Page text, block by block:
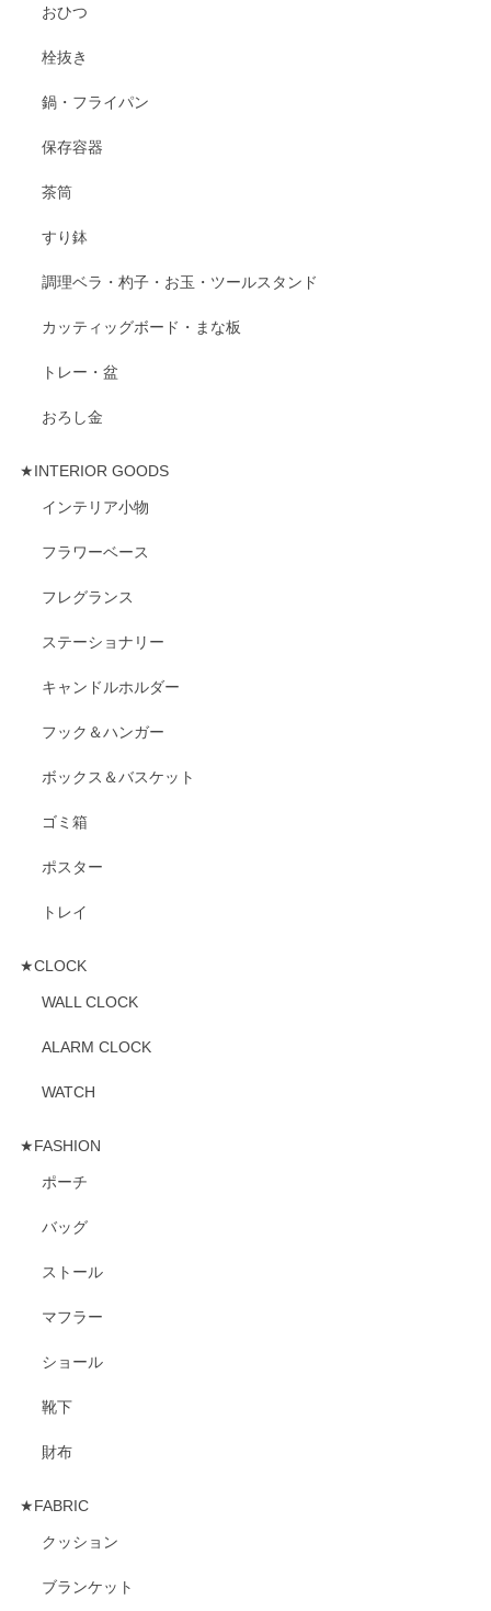
おひつ
栓抜き
鍋・フライパン
保存容器
茶筒
すり鉢
調理ベラ・杓子・お玉・ツールスタンド
カッティッグボード・まな板
トレー・盆
おろし金
★INTERIOR GOODS
インテリア小物
フラワーベース
フレグランス
ステーショナリー
キャンドルホルダー
フック＆ハンガー
ボックス＆バスケット
ゴミ箱
ポスター
トレイ
★CLOCK
WALL CLOCK
ALARM CLOCK
WATCH
★FASHION
ポーチ
バッグ
ストール
マフラー
ショール
靴下
財布
★FABRIC
クッション
ブランケット